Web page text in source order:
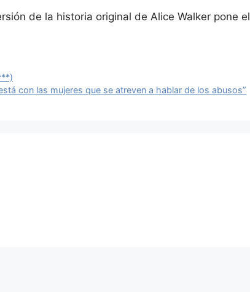
de la historia original de Alice Walker pone el
con las mujeres que se atreven a hablar de los abusos”